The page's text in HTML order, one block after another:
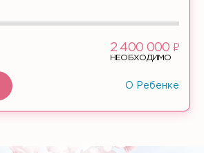
2 400 000 ф
НЕОБХОДИМО
О Ребенке